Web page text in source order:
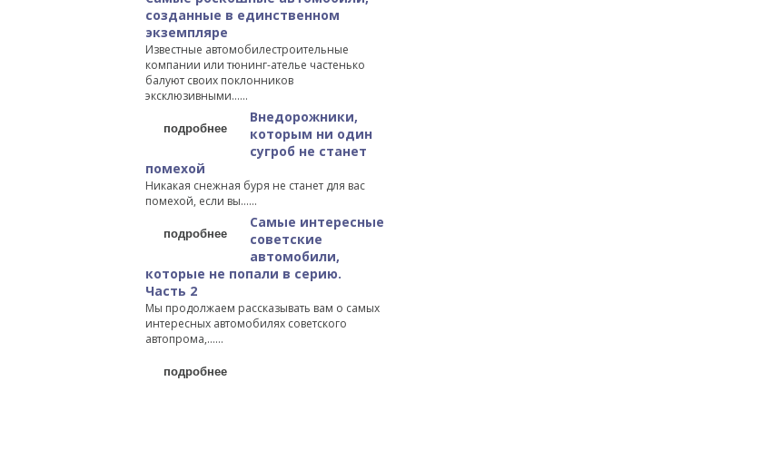
созданные в единственном
экземпляре
Известные автомобилестроительные
компании или тюнинг-ателье частенько
балуют своих поклонников
эксклюзивными…...
подробнее
Внедорожники,
которым ни один
сугроб не станет
помехой
Никакая снежная буря не станет для вас
помехой, если вы…...
подробнее
Самые интересные
советские
автомобили,
которые не попали в серию.
Часть 2
Мы продолжаем рассказывать вам о самых
интересных автомобилях советского
автопрома,…...
подробнее